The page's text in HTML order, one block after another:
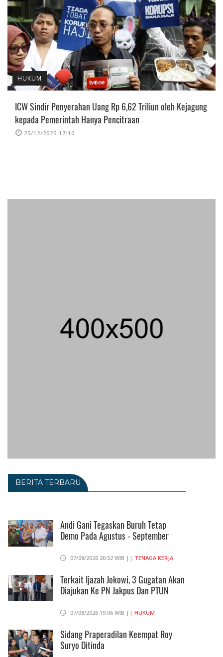
HUKUM
ICW Sindir Penyerahan Uang Rp 6,62 Triliun oleh Kejagung
kepada Pemerintah Hanya Pencitraan
25/12/2025 17:10
BERITA TERBARU
Andi Gani Tegaskan Buruh Tetap
Demo Pada Agustus - September
07/08/2026 20:52 WIB || TENAGA KERJA
Terkait Ijazah Jokowi, 3 Gugatan Akan
Diajukan Ke PN Jakpus Dan PTUN
07/08/2026 19:06 WIB || HUKUM
Sidang Praperadilan Keempat Roy
Suryo Ditinda